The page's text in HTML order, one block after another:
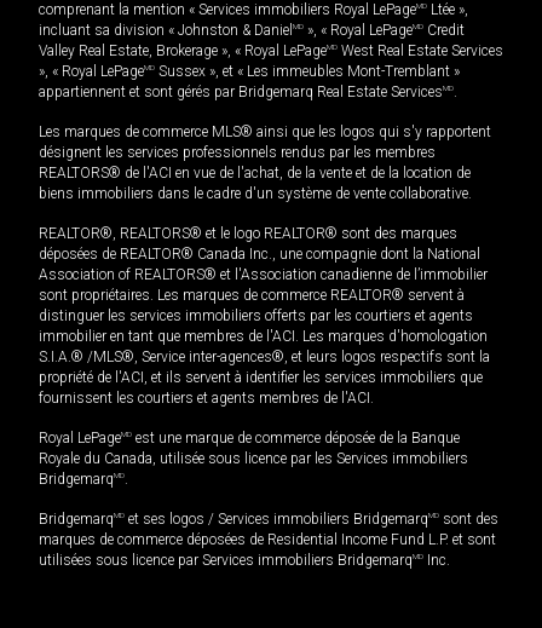
comprenant la mention « Services immobiliers Royal LePageMD Ltée »,
incluant sa division « Johnston & Daniel MD », « Royal LePageMD Credit
Valley Real Estate, Brokerage », « Royal LePageMD West Real Estate Services
», « Royal LePageMD Sussex », et « Les immeubles Mont-Tremblant »
appartiennent et sont gérés par Bridgemarq Real Estate ServicesMD.
Les marques de commerce MLS® ainsi que les logos qui s'y rapportent
désignent les services professionnels rendus par les membres
REALTORS® de l'ACI en vue de l'achat, de la vente et de la location de
biens immobiliers dans le cadre d'un système de vente collaborative.
REALTOR®, REALTORS® et le logo REALTOR® sont des marques
déposées de REALTOR® Canada Inc., une compagnie dont la National
Association of REALTORS® et l'Association canadienne de l’immobilier
sont propriétaires. Les marques de commerce REALTOR® servent à
distinguer les services immobiliers offerts par les courtiers et agents
immobilier en tant que membres de l'ACI. Les marques d'homologation
S.I.A.® /MLS®, Service inter-agences®, et leurs logos respectifs sont la
propriété de l'ACI, et ils servent à identifier les services immobiliers que
fournissent les courtiers et agents membres de l'ACI.
Royal LePageMD est une marque de commerce déposée de la Banque
Royale du Canada, utilisée sous licence par les Services immobiliers
BridgemarqMD.
BridgemarqMD et ses logos / Services immobiliers BridgemarqMD sont des
marques de commerce déposées de Residential Income Fund L.P. et sont
utilisées sous licence par Services immobiliers BridgemarqMD Inc.